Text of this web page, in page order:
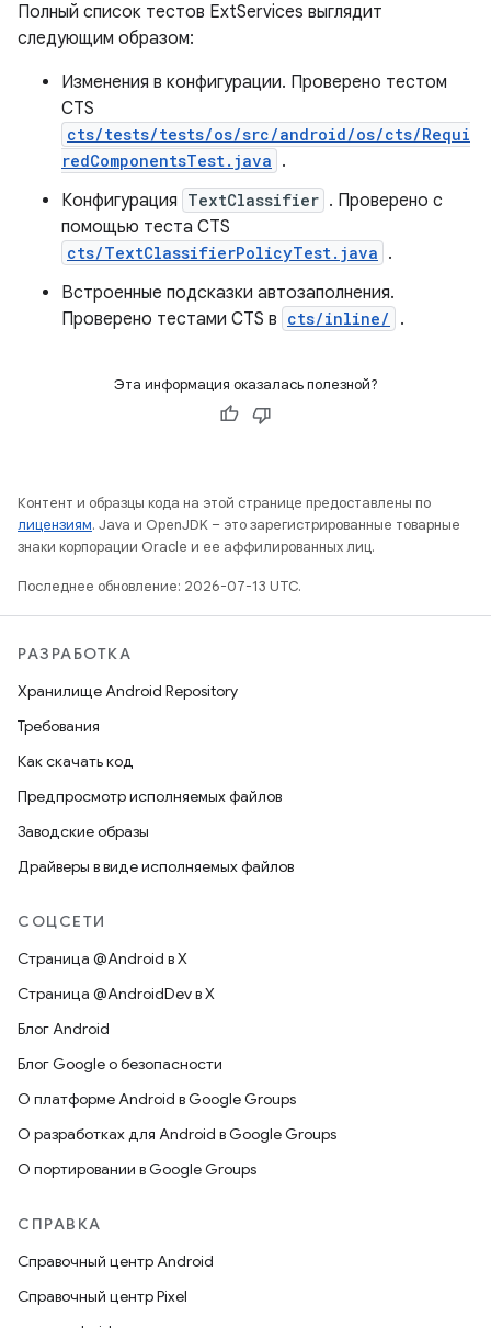
Полный список тестов ExtServices выглядит
следующим образом:
Изменения в конфигурации. Проверено тестом
CTS
cts/tests/tests/os/src/android/os/cts/Requi
redComponentsTest.java .
Конфигурация TextClassifier . Проверено с
помощью теста CTS
cts/TextClassifierPolicyTest.java .
Встроенные подсказки автозаполнения.
Проверено тестами CTS в cts/inline/ .
Эта информация оказалась полезной?
Контент и образцы кода на этой странице предоставлены по
лицензиям. Java и OpenJDK – это зарегистрированные товарные
знаки корпорации Oracle и ее аффилированных лиц.
Последнее обновление: 2026-07-13 UTC.
РАЗРАБОТКА
Хранилище Android Repository
Требования
Как скачать код
Предпросмотр исполняемых файлов
Заводские образы
Драйверы в виде исполняемых файлов
СОЦСЕТИ
Страница @Android в X
Страница @AndroidDev в X
Блог Android
Блог Google о безопасности
О платформе Android в Google Groups
О разработках для Android в Google Groups
О портировании в Google Groups
СПРАВКА
Справочный центр Android
Справочный центр Pixel